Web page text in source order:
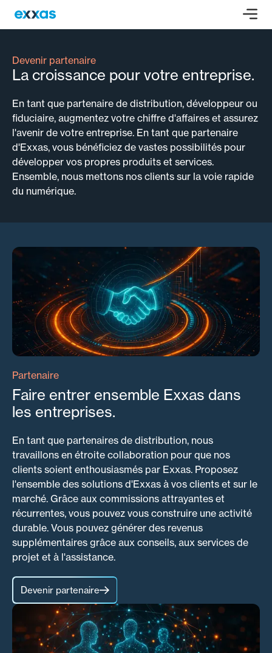
Devenir partenaire
La croissance pour votre entreprise.
En tant que partenaire de distribution, développeur ou
fiduciaire, augmentez votre chiffre d'affaires et assurez
l'avenir de votre entreprise. En tant que partenaire
d'Exxas, vous bénéficiez de vastes possibilités pour
développer vos propres produits et services.
Ensemble, nous mettons nos clients sur la voie rapide
du numérique.
Partenaire
Faire entrer ensemble Exxas dans
les entreprises.
En tant que partenaires de distribution, nous
travaillons en étroite collaboration pour que nos
clients soient enthousiasmés par Exxas. Proposez
l'ensemble des solutions d'Exxas à vos clients et sur le
marché. Grâce aux commissions attrayantes et
récurrentes, vous pouvez vous construire une activité
durable. Vous pouvez générer des revenus
supplémentaires grâce aux conseils, aux services de
projet et à l'assistance.
Devenir partenaire